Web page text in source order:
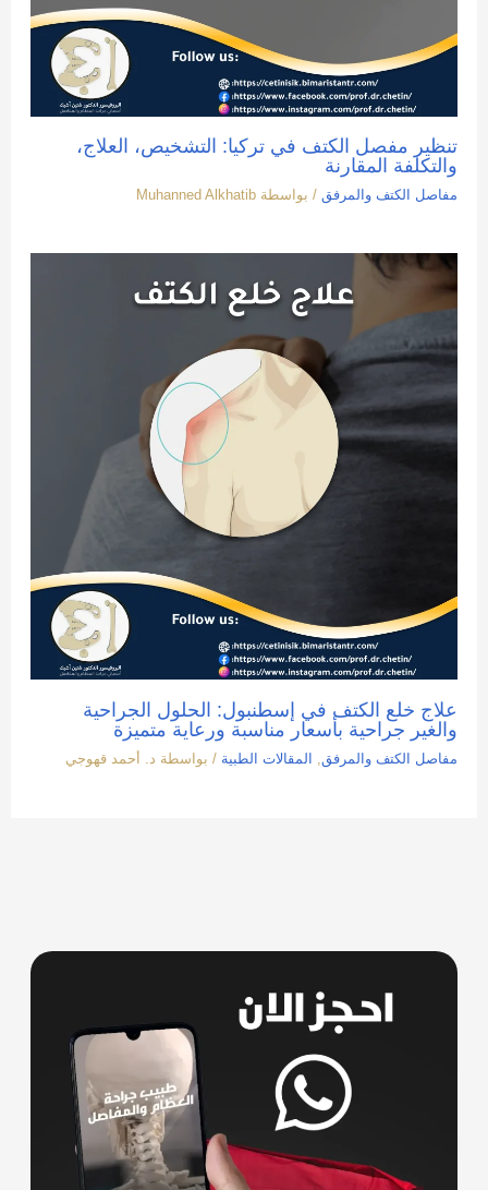
تنظير مفصل الكتف في تركيا: التشخيص، العلاج،
والتكلفة المقارنة
مفاصل الكتف والمرفق / بواسطة Muhanned Alkhatib
علاج خلع الكتف في إسطنبول: الحلول الجراحية
والغير جراحية بأسعار مناسبة ورعاية متميزة
مفاصل الكتف والمرفق المقالات الطبية / بواسطة د. أحمد قهوجي